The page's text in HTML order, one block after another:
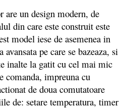
un design modern, de
din care este construit este
model iese de asemenea in
pe care se bazeaza, si
inalte la gatit cu cel mai mic
comanda, impreuna cu
de doua comutatoare
de: setare temperatura, timer